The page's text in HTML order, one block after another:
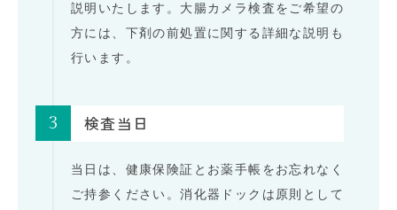
説明いたします。大腸カメラ検査をご希望の
方には、下剤の前処置に関する詳細な説明も
行います。
3 検査当日
当日は、健康保険証とお薬手帳をお忘れなく
ご持参ください。消化器ドックは原則として